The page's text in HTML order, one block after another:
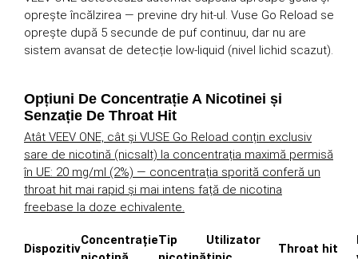
oprește încălzirea — previne dry hit-ul. Vuse Go Reload se
oprește după 5 secunde de puf continuu, dar nu are
sistem avansat de detecție low-liquid (nivel lichid scazut).
Opțiuni De Concentrație A Nicotinei și
Senzație De Throat Hit
Atât VEEV ONE, cât și VUSE Go Reload conțin exclusiv
sare de nicotină (nicsalt) la concentrația maximă permisă
în UE: 20 mg/ml (2%) — concentrația sporită conferă un
throat hit mai rapid și mai intens față de nicotina
freebase la doze echivalente.
Dispozitiv
ConcentrațieTip
Utilizator
Throat hit